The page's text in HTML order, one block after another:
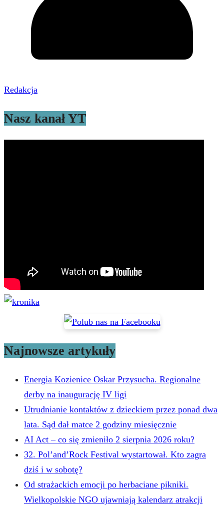
Redakcja
Nasz kanał YT
Najnowsze artykuły
Energia Kozienice Oskar Przysucha. Regionalne
derby na inaugurację IV ligi
Utrudnianie kontaktów z dzieckiem przez ponad dwa
lata. Sąd dał matce 2 godziny miesięcznie
AI Act – co się zmieniło 2 sierpnia 2026 roku?
32. Pol’and’Rock Festival wystartował. Kto zagra
dziś i w sobotę?
Od strażackich emocji po herbaciane pikniki.
Wielkopolskie NGO ujawniają kalendarz atrakcji